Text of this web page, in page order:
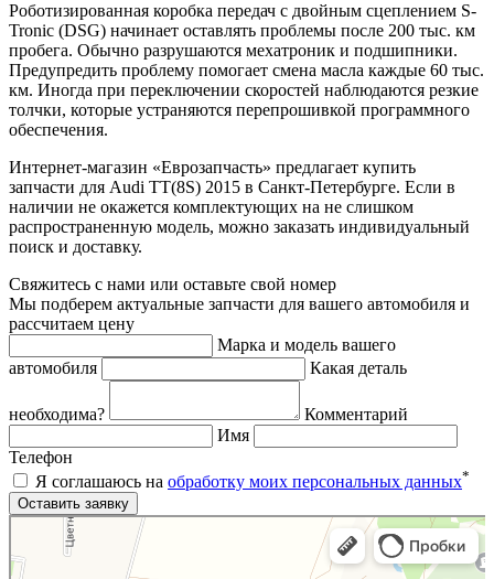
Роботизированная коробка передач с двойным сцеплением S-
Tronic (DSG) начинает оставлять проблемы после 200 тыс. км
пробега. Обычно разрушаются мехатроник и подшипники.
Предупредить проблему помогает смена масла каждые 60 тыс.
км. Иногда при переключении скоростей наблюдаются резкие
толчки, которые устраняются перепрошивкой программного
обеспечения.
Интернет-магазин «Еврозапчасть» предлагает купить
запчасти для Audi TT(8S) 2015 в Санкт-Петербурге. Если в
наличии не окажется комплектующих на не слишком
распространенную модель, можно заказать индивидуальный
поиск и доставку.
Свяжитесь с нами или оставьте свой номер
Мы подберем актуальные запчасти для вашего автомобиля и
рассчитаем цену
Марка и модель вашего
автомобиля
Какая деталь
необходима?
Комментарий
Имя
Телефон
Я соглашаюсь на обработку моих персональных данных*
Яндекс.Карты
Яндекс.Карты — поиск мест и адресов, городской транспорт